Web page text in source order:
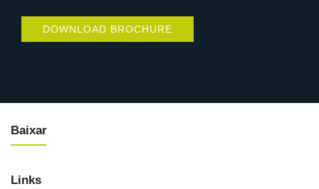
DOWNLOAD BROCHURE
Baixar
Links